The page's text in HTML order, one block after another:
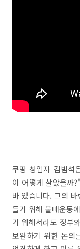
쿠팡 창업자 김범석
이 어떻게 살았을까
바 있습니다. 그의
들기 위해 불매운동
기 위해서라도 정부
보완하기 위한 논의